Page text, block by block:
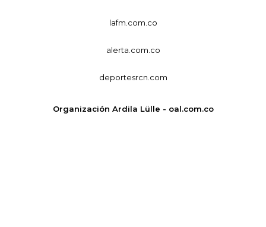
lafm.com.co
alerta.com.co
deportesrcn.com
Organización Ardila Lülle - oal.com.co